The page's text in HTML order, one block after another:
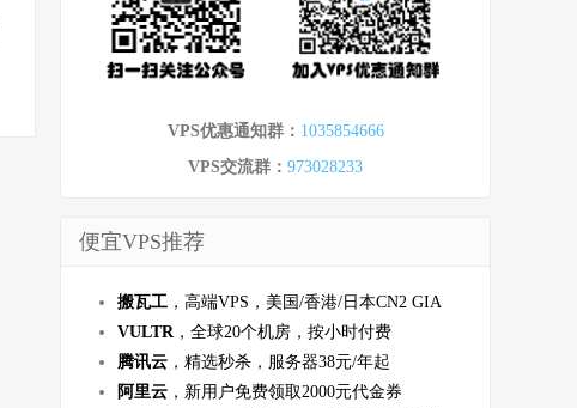
VPS优惠通知群： 1035854666
VPS交流群： 973028233
便宜VPS推荐
搬瓦工 ，高端VPS，美国/香港/日本CN2 GIA
VULTR ，全球20个机房，按小时付费
腾讯云 ，精选秒杀，服务器38元/年起
阿里云 ，新用户免费领取2000元代金券